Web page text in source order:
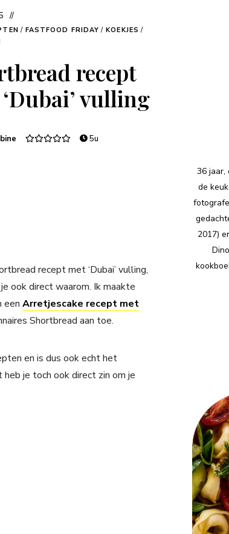
/ FASTFOOD FRIDAY / KOEKJES /
recept
vulling
5u
recept met ‘Dubai’ vulling,
ook direct waarom. Ik maakte
een Arretjescake recept met
Shortbread aan toe.
en is dus ook echt het
je toch ook direct zin om je
36 jaar,
de
2017)